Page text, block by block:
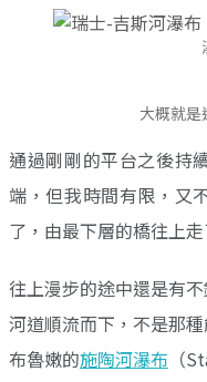
大概就
通過剛剛的平台之後持
端，但我時間有限，又
了，由最下層的橋往上
往上漫步的途中還是有
河道順流而下，不是那
布魯嫩的施陶河瀑布 （